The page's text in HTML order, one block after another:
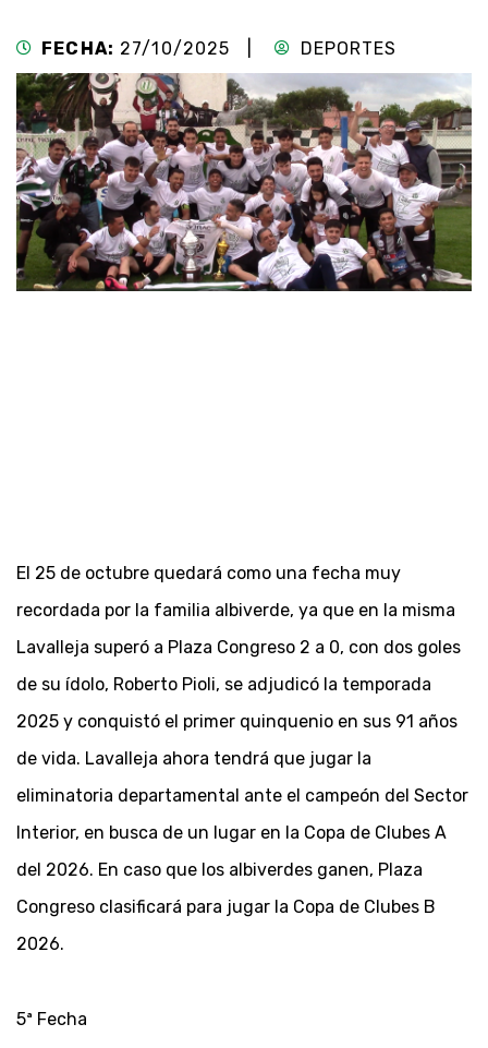
FECHA: 27/10/2025 | DEPORTES
El 25 de octubre quedará como una fecha muy
recordada por la familia albiverde, ya que en la misma
Lavalleja superó a Plaza Congreso 2 a 0, con dos goles
de su ídolo, Roberto Pioli, se adjudicó la temporada
2025 y conquistó el primer quinquenio en sus 91 años
de vida. Lavalleja ahora tendrá que jugar la
eliminatoria departamental ante el campeón del Sector
Interior, en busca de un lugar en la Copa de Clubes A
del 2026. En caso que los albiverdes ganen, Plaza
Congreso clasificará para jugar la Copa de Clubes B
2026.
5ª Fecha